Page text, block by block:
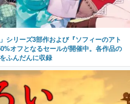
シリーズ3部作および『ソフィーのアト
オフとなるセールが開催中。各作品の
ふんだんに収録